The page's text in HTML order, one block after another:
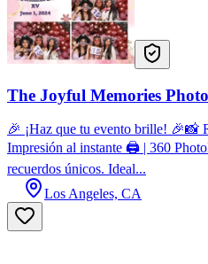
The Joyful Memories
🎉 ¡Haz que tu evento brille! 🎉📸
Impresión al instante 🖨️ | 360
recuerdos únicos. Ideal...
Los Angeles, CA